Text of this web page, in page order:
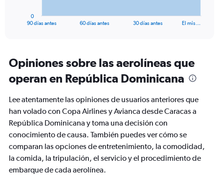
Range:
91
categories.
The
chart
1
Y
axis
displaying
values.
Range:
0
90 días antes 60 días antes 30 días antes El mis…
0
Opiniones sobre las aerolíneas que
operan en República Dominicana
Lee atentamente las opiniones de usuarios anteriores que
han volado con Copa Airlines y Avianca desde Caracas a
República Dominicana y toma una decisión con
conocimiento de causa. También puedes ver cómo se
comparan las opciones de entretenimiento, la comodidad,
la comida, la tripulación, el servicio y el procedimiento de
embarque de cada aerolínea.